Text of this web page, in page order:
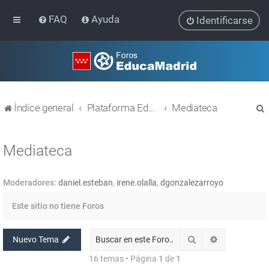
FAQ Ayuda Identificarse
Índice general Plataforma Educativa EducaMadrid Mediateca
Mediateca
Moderadores: daniel.esteban, irene.olalla, dgonzalezarroyo
Este sitio no tiene Foros
Nuevo Tema Buscar
16 temas • Página 1 de 1